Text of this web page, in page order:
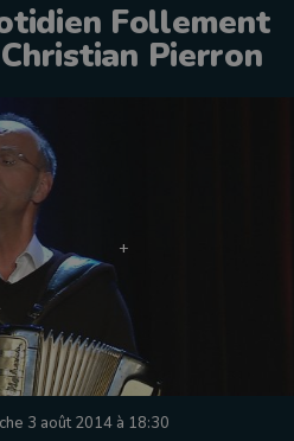
Follement
Pierron
3 août 2014 à 18:30